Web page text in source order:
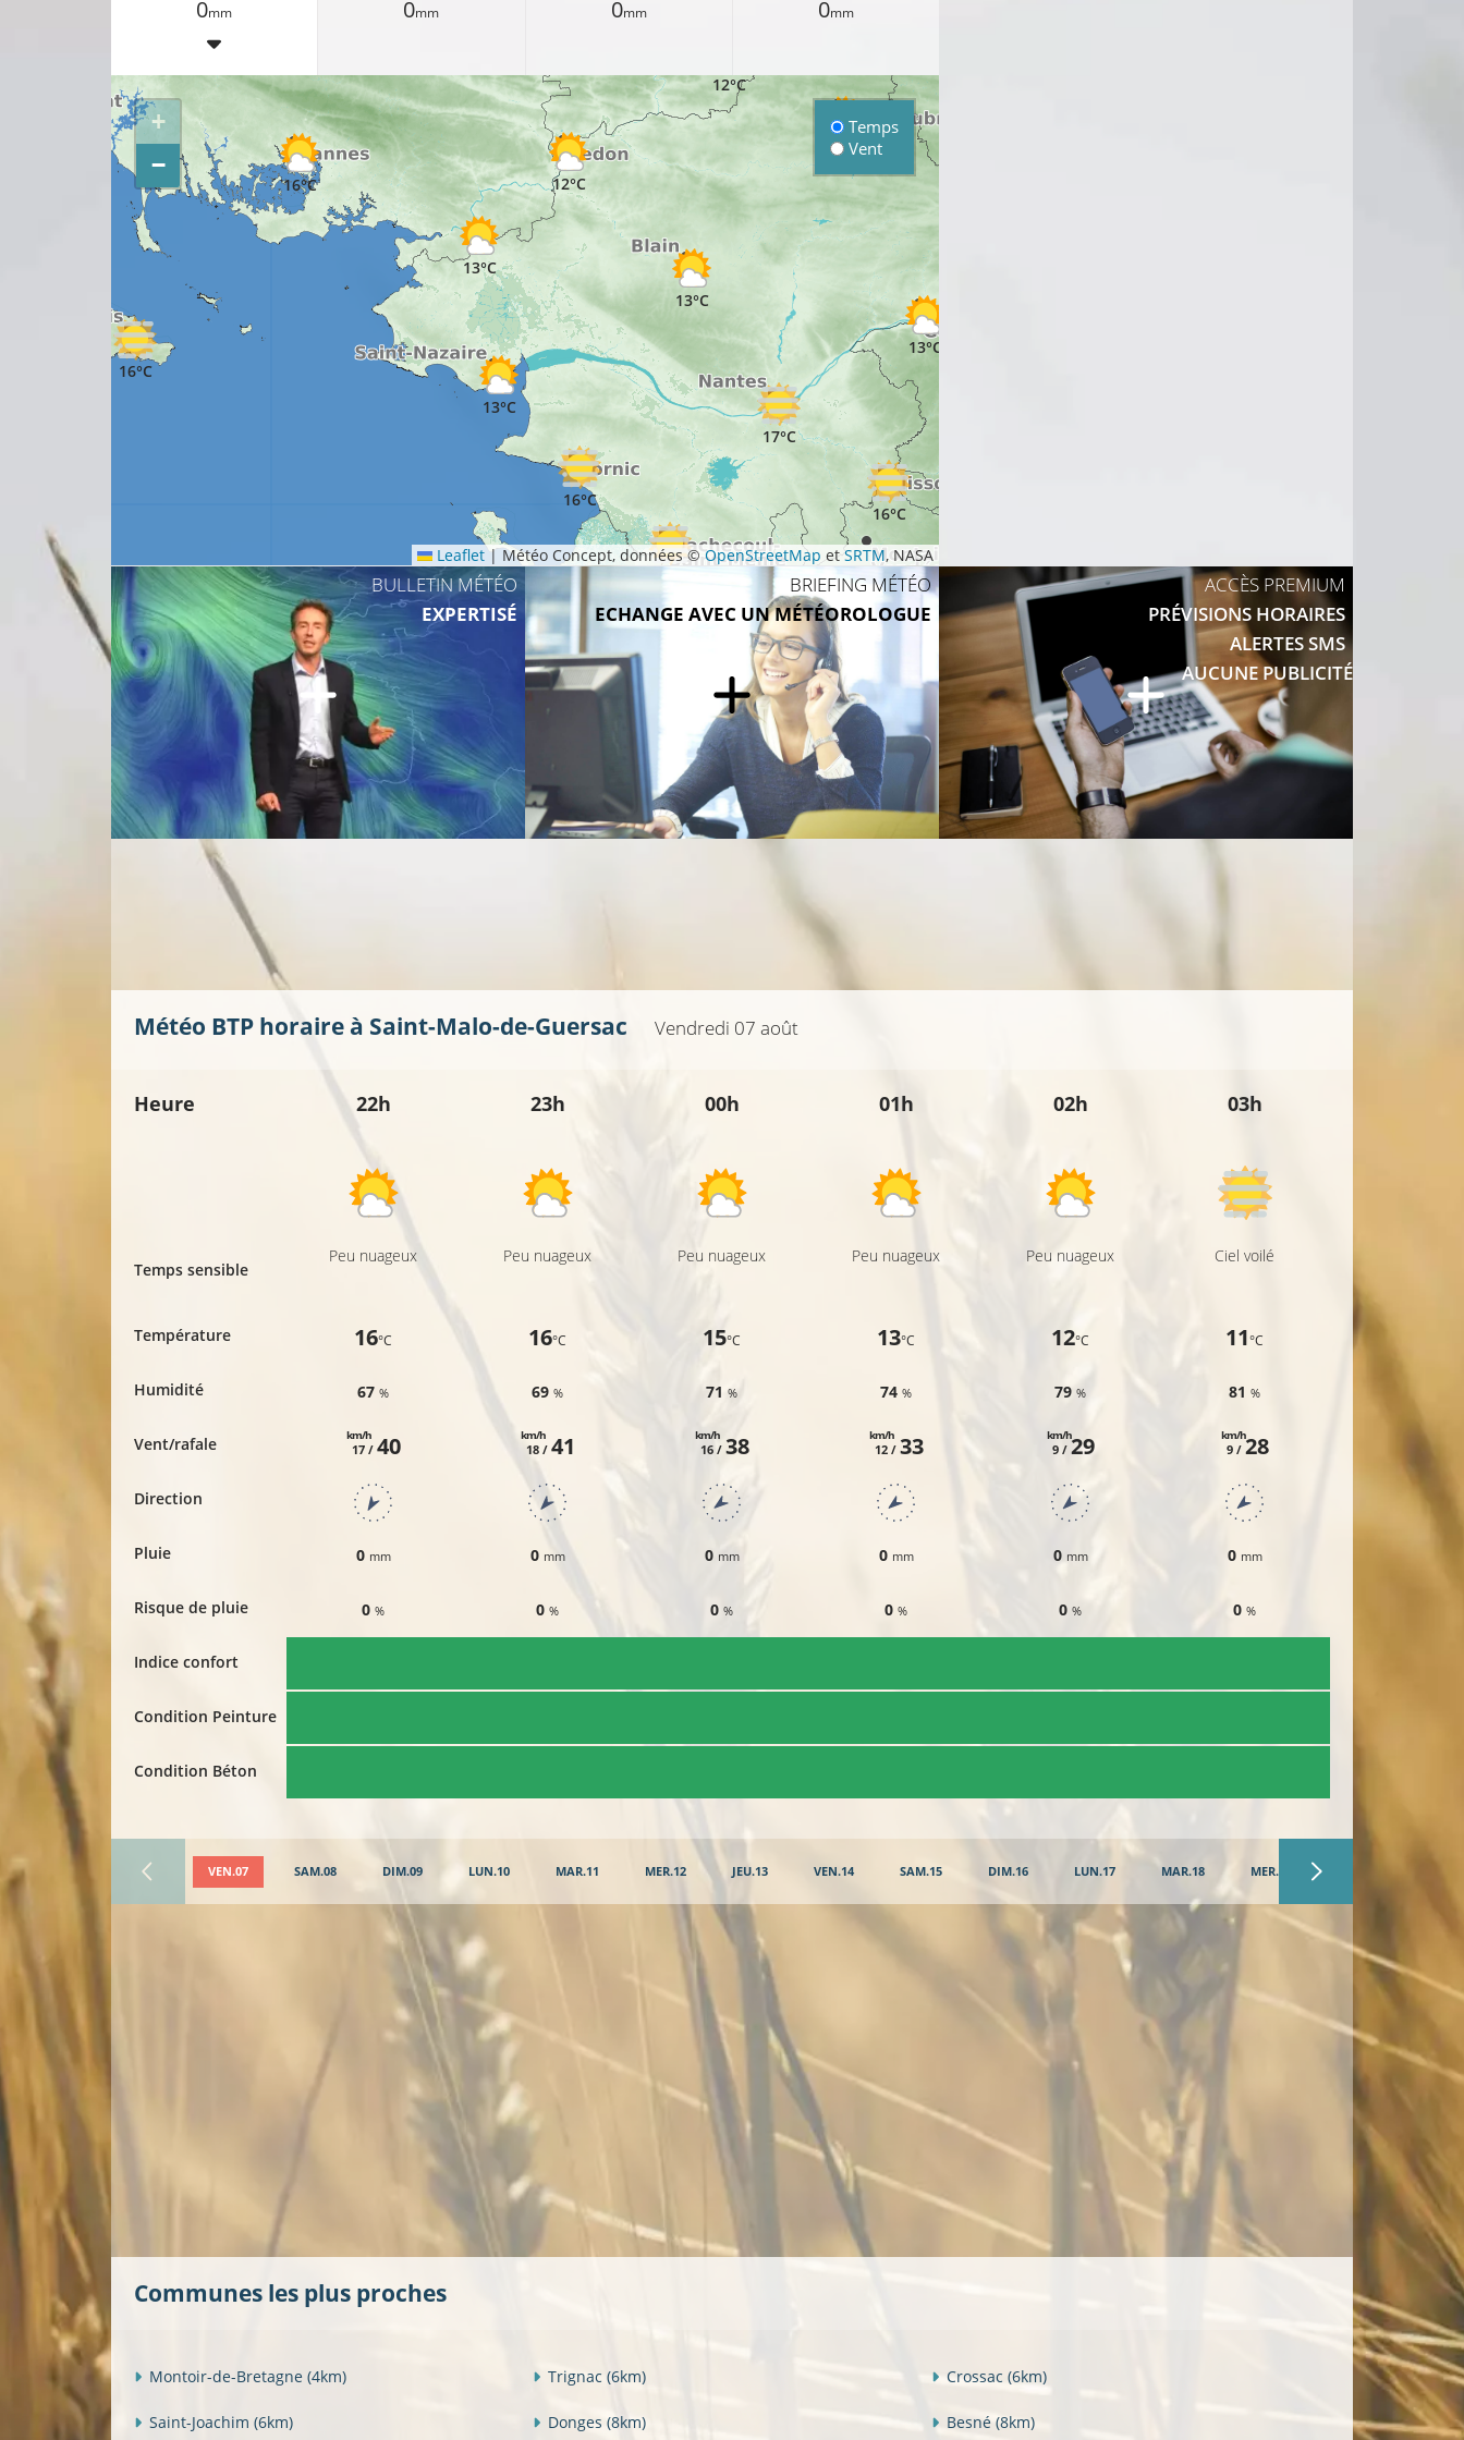
0mm
0mm
0mm
0mm
16°C
13°C
16°C
12°C
12°C
13°C
13°C
14°C
16°C
15°C
17°C
16°C
13°C
+
−
Temps
Vent
Leaflet | Météo Concept, données ©OpenStreetMap etSRTM, NASA
BULLETIN MÉTÉO
EXPERTISÉ
BRIEFING MÉTÉO
ECHANGE AVEC UN MÉTÉOROLOGUE
ACCÈS PREMIUM
PRÉVISIONS HORAIRES
ALERTES SMS
AUCUNE PUBLICITÉ
Météo BTP horaire à Saint-Malo-de-Guersac Vendredi 07 août
Heure
Temps sensible
Température
Humidité
Vent/rafale
Direction
Pluie
Risque de pluie
Indice confort
Condition Peinture
Condition Béton
22h
Peu nuageux
16°C
67%
17 /
km/h 40
0 mm
0%
23h
Peu nuageux
16°C
69%
18 /
km/h 41
0 mm
0%
00h
Peu nuageux
15°C
71%
16 /
km/h 38
0 mm
0%
01h
Peu nuageux
13°C
74%
12 /
km/h 33
0 mm
0%
02h
Peu nuageux
12°C
79%
9 /
km/h29
0 mm
0%
03h
Ciel voilé
11°C
81%
9 /
km/h28
0 mm
0%
27
VEN.07 SAM.08 DIM.09 LUN.10 MAR.11 MER.12 JEU.13 VEN.14 SAM.15 DIM.16 LUN.17 MAR.18 MER.19
Communes les plus proches
Montoir-de-Bretagne (4km) Trignac (6km) Crossac (6km)
Saint-Joachim (6km) Donges (8km) Besné (8km)